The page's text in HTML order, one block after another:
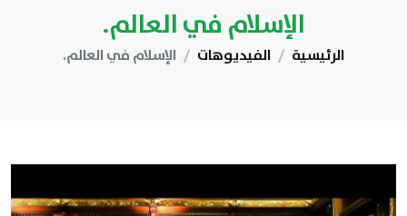
الإسلام في العالم.
الرئيسية الفيديوهات الإسلام في العالم.